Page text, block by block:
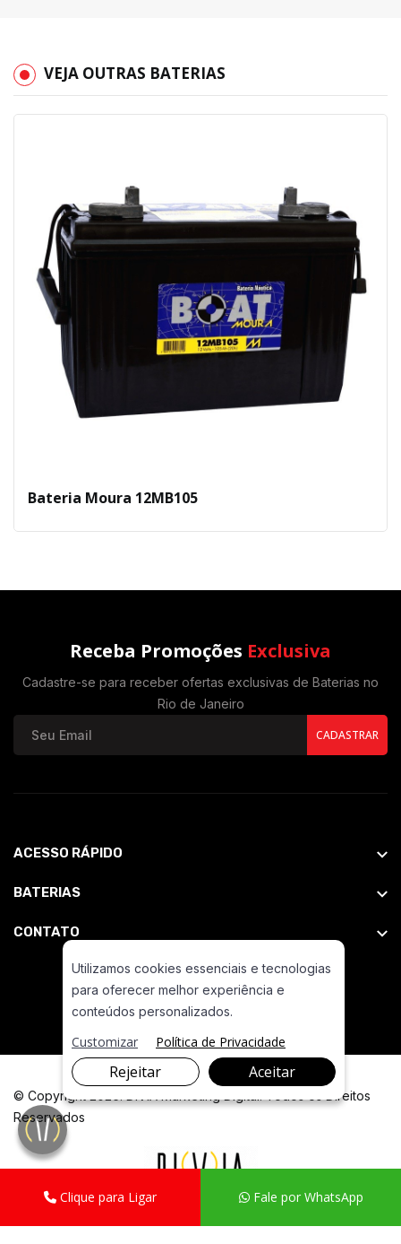
VEJA OUTRAS BATERIAS
Bateria Moura 12MB105
Receba Promoções Exclusiva
Cadastre-se para receber ofertas exclusivas de Baterias no
Rio de Janeiro
CADASTRAR
ACESSO RÁPIDO
BATERIAS
CONTATO
© Copyright 2026. DIVIA Marketing Digital. Todos os Direitos
Reservados
Clique para Ligar Fale por WhatsApp
Utilizamos cookies essenciais e tecnologias
para oferecer melhor experiência e
conteúdos personalizados.
Customizar Política de Privacidade
Rejeitar Aceitar